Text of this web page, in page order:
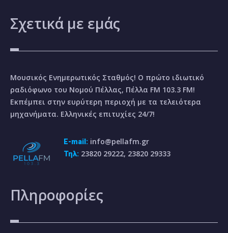
Σχετικά με εμάς
Μουσικός Ενημερωτικός Σταθμός! Ο πρώτο ιδιωτικό
ραδιόφωνο του Νομού Πέλλας, Πέλλα FM 103.3 FM!
Εκπέμπει στην ευρύτερη περιοχή με τα τελειότερα
μηχανήματα. Ελληνικές επιτυχίες 24/7!
E-mail: info@pellafm.gr
Τηλ: 23820 29222, 23820 29333
Πληροφορίες